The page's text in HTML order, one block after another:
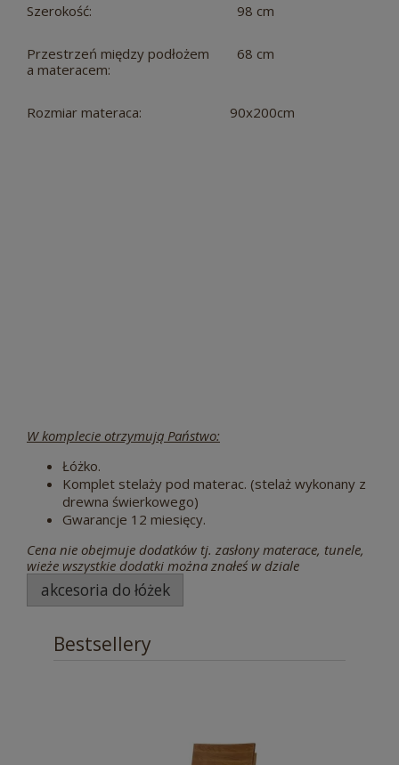
Szerokość: 98 cm
Przestrzeń między podłożem
a materacem:
68 cm
Rozmiar materaca: 90x200cm
W komplecie otrzymują Państwo:
Łóżko.
Komplet stelaży pod materac. (stelaż wykonany z
drewna świerkowego)
Gwarancje 12 miesięcy.
Cena nie obejmuje dodatków tj. zasłony materace, tunele,
wieże wszystkie dodatki można znałeś w dziale
akcesoria do łóżek
Bestsellery